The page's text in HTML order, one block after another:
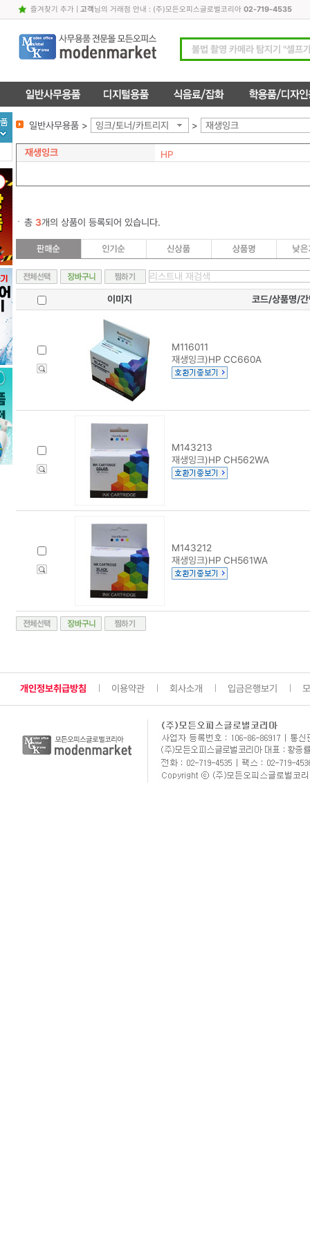
즐겨찾기 추가| 고객님의 거래점 안내 : (주)모든오피스글로벌코리아 02-719-4535
일반사무용품 > 잉크/토너/카트리지 > 재생잉크
재생잉크 HP
총 3개의 상품이 등록되어 있습니다.
이미지 코드/상품명/간
M116011
재생잉크)HP CC660A
M143213
재생잉크)HP CH562WA
M143212
재생잉크)HP CH561WA
개인정보취급방침 이용약관 회사소개 입금은행보기